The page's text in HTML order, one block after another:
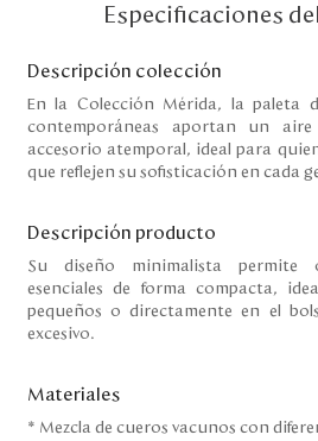
Mi cuenta
Blog
Servicio al cliente
Colombia
Costa Rica
Panamá
Especificaciones
Descripción colección
En la Colección Mérida, la paleta
contemporáneas aportan un
accesorio atemporal, ideal para
que reflejen su sofisticación en cada
Descripción producto
Su diseño minimalista permite
esenciales de forma compacta,
pequeños o directamente en el
excesivo.
Materiales
* Mezcla de cueros vacunos con